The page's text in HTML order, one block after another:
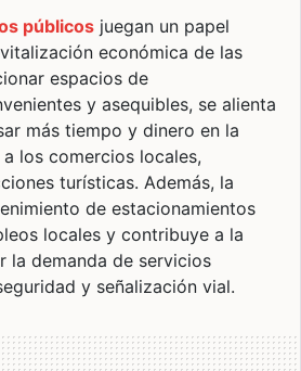
públicos juegan un papel
económica de las
espacios de
y asequibles, se alienta
más tiempo y dinero en la
los comercios locales,
turísticas. Además, la
de estacionamientos
locales y contribuye a la
la demanda de servicios
y señalización vial.